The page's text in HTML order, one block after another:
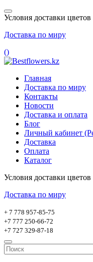
Условия доставки цветов
Доставка по миру
()
Главная
Доставка по миру
Контакты
Новости
Доставка и оплата
Блог
Личный кабинет
Доставка
Оплата
Каталог
Условия доставки цветов
Доставка по миру
+ 7 778 957-85-75
+7 777 250-66-72
+7 727 329-87-18